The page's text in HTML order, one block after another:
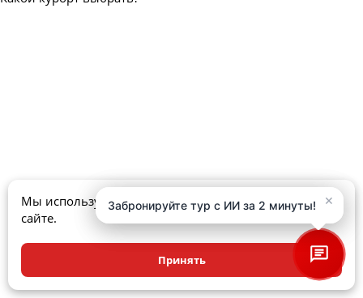
Мы используем куки, чтобы улучшить ваш опыт на
сайте.
Принять
×
Забронируйте тур с ИИ за 2 минуты! ×
Забронируйте тур с ИИ за 2 минуты!